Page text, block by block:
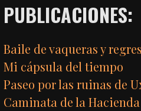
PUBLICACIONES:
Baile de vaqueras y
Mi cápsula del tiempo
Paseo por las ruinas de
Caminata de la Hacienda